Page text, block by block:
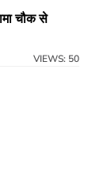
चौक से
VIEWS: 50